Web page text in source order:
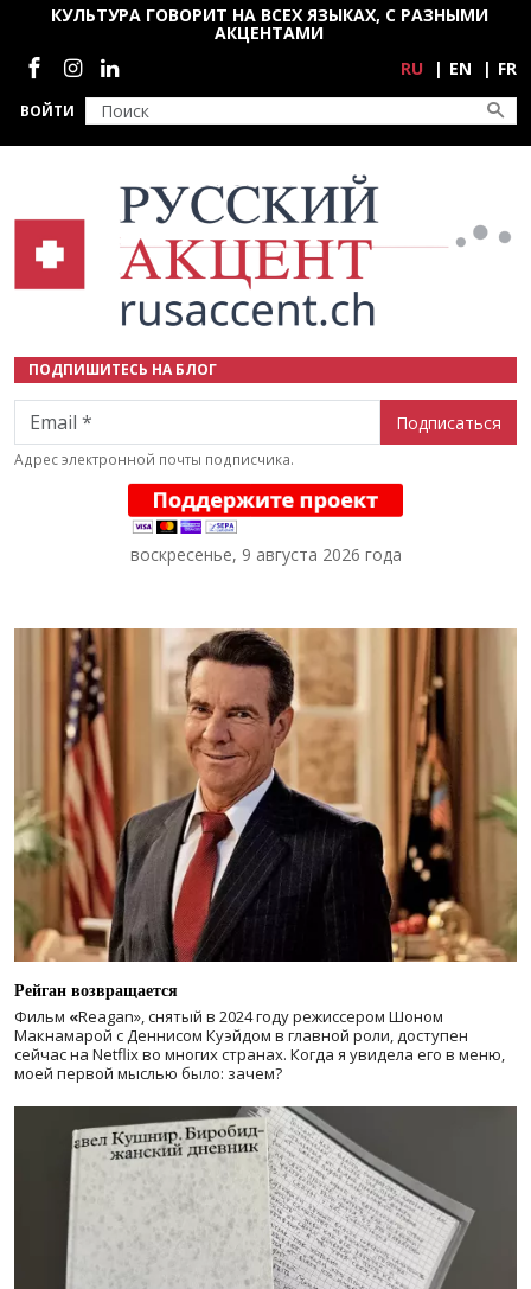
Перейти к основному содержанию
ВОЙТИ
КУЛЬТУРА ГОВОРИТ НА ВСЕХ ЯЗЫКАХ, С РАЗНЫМИ
АКЦЕНТАМИ
Социальные сети
RU EN FR
ПОДПИШИТЕСЬ НА БЛОГ
Email
Адрес электронной почты подписчика.
воскресенье, 9 августа 2026 года
Рейган возвращается
Фильм «Reagan», снятый в 2024 годурежиссером Шоном
Макнамарой с Деннисом Куэйдом в главной роли, доступен
сейчас на Netflix во многих странах. Когда я увидела его в меню,
моей первой мыслью было: зачем?